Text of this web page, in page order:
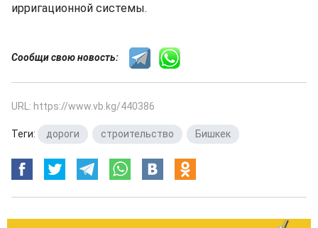
ирригационной системы.
Сообщи свою новость:
URL: https://www.vb.kg/440386
Теги: дороги строительство Бишкек